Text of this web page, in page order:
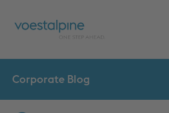
Corporate Blog